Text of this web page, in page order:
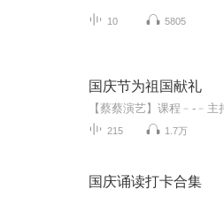
10 5805
国庆节为祖国献礼
215 1.7万
国庆诵读打卡合集